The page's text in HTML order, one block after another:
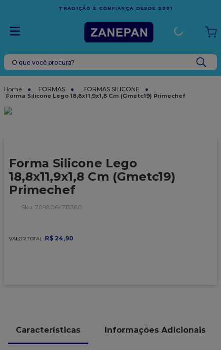
FRETE GRÁTIS
ESPÍRITO SANTO
O que você procura?
FORMAS FORMAS SILICONE
Forma Silicone Lego 18,8x11,9x1,8 Cm (Gmetc19) Primechef
Forma Silicone Lego
18,8x11,9x1,8 Cm (Gmetc19)
Primechef
: 7098064713380
VALOR TOTAL: R$ 24,90
Características Informações Adicionais
TERMOS MAIS BUSCADOS
leite condensado
6º
granulado
7º
vabene
sacola
10º chocolate